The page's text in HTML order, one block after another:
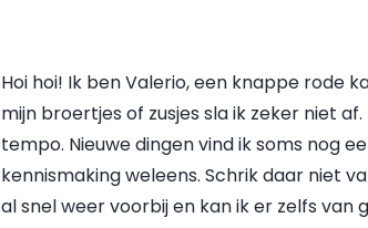
Hoi hoi! Ik ben Valerio, een knappe rode
mijn broertjes of zusjes sla ik zeker niet
tempo. Nieuwe dingen vind ik soms nog
kennismaking weleens. Schrik daar niet
al snel weer voorbij en kan ik er zelfs